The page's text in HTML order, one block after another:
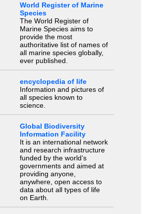
World Register of Marine
Species
The World Register of
Marine Species aims to
provide the most
authoritative list of names of
all marine species globally,
ever published.
encyclopedia of life
Information and pictures of
all species known to
science.
Global Biodiversity
Information Facility
It is an international network
and research infrastructure
funded by the world’s
governments and aimed at
providing anyone,
anywhere, open access to
data about all types of life
on Earth.